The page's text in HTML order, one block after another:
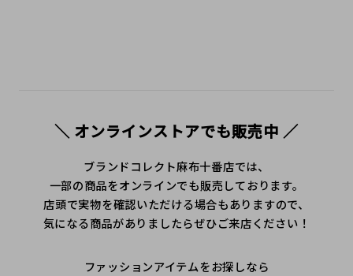
＼ オンラインストアでも販売中 ／
ブランドコレクト麻布十番店では、
一部の商品をオンラインでも販売しております。
店頭で実物を確認いただける場合もありますので、
気になる商品がありましたらぜひご来店ください！
ファッションアイテムをお探しなら